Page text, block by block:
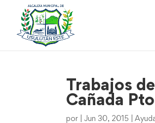
Trabajos
Cañada
por Jun 30, 2015 |